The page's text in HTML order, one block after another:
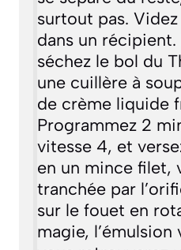
surtout pas.
dans un
séchez le bol du
une cuillère à
de crème liquide
Programmez 2
vitesse 4, et
en un mince filet,
tranchée par
sur le fouet en
magie,